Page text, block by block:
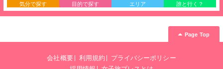
気分で探す 目的で探す エリア 誰と行く？
Page Top
会社概要 利用規約
プライバシーポリシー